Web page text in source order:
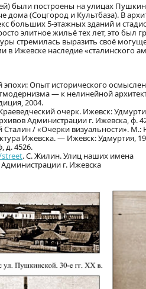
были построены на улицах
дома (Соцгород и Культбаза). В
больших 5-этажных зданий и
элитное жильё тех лет, это был
стремилась выразить своё
в Ижевске наследие «сталинского
эпохи: Опыт исторического
— к нелинейной
2004.
очерк. Ижевск:
Администрации г. Ижевска, ф.
/ «Очерки визуальности». М.:
Ижевска. — Ижевск: Удмуртия,
д. 4526.
. С. Жилин. Улиц наших имена
Администрации г. Ижевска